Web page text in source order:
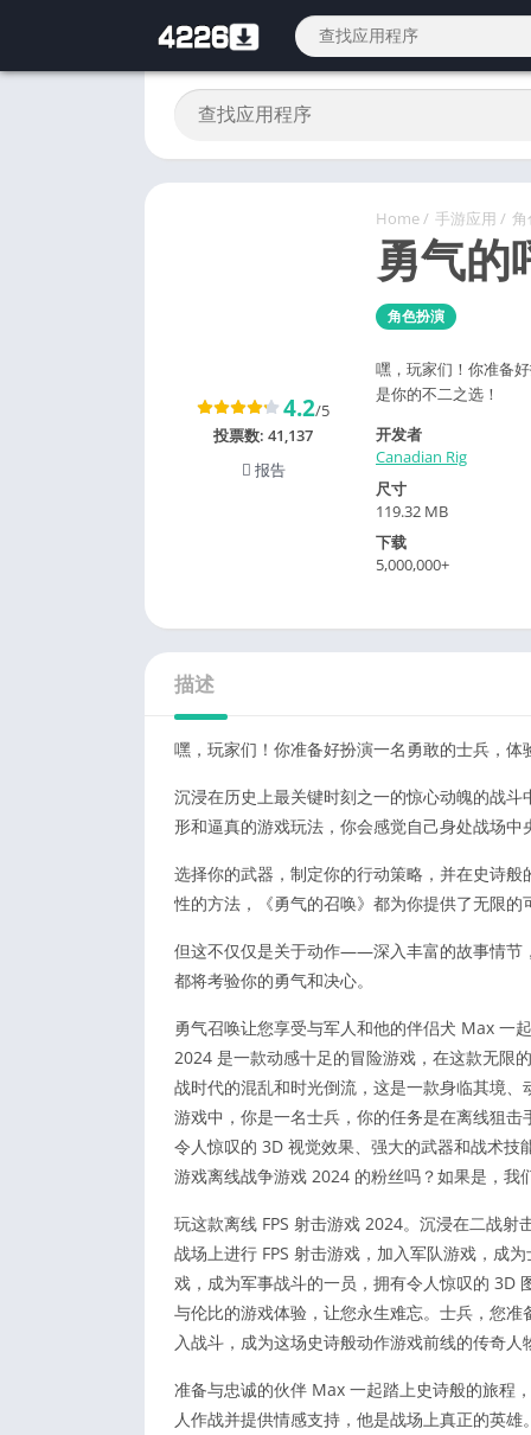
Home/ 手游应用 / 角
勇气的
角色扮演
嘿，玩家们！你准备
是你的不二之选！
4.2/5
投票数: 41,137
报告
开发者
Canadian Rig
尺寸
119.32 MB
下载
5,000,000+
描述
嘿，玩家们！你准备好扮演一名勇敢的士兵，
沉浸在历史上最关键时刻之一的惊心动魄的战
形和逼真的游戏玩法，你会感觉自己身处战场中
选择你的武器，制定你的行动策略，并在史诗
性的方法，《勇气的召唤》都为你提供了无限的
但这不仅仅是关于动作——深入丰富的故事情节
都将考验你的勇气和决心。
勇气召唤让您享受与军人和他的伴侣犬 Max 一
2024 是一款动感十足的冒险游戏，在这款无限
战时代的混乱和时光倒流，这是一款身临其境
游戏中，你是一名士兵，你的任务是在离线狙
令人惊叹的 3D 视觉效果、强大的武器和战术
游戏离线战争游戏 2024 的粉丝吗？如果是，我
玩这款离线 FPS 射击游戏 2024。沉浸在二战
战场上进行 FPS 射击游戏，加入军队游戏，成
戏，成为军事战斗的一员，拥有令人惊叹的 3D
与伦比的游戏体验，让您永生难忘。士兵，您
入战斗，成为这场史诗般动作游戏前线的传奇人
准备与忠诚的伙伴 Max 一起踏上史诗般的旅程
人作战并提供情感支持，他是战场上真正的英